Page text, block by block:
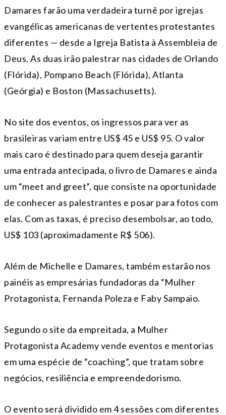
Damares farão uma verdadeira turnê por igrejas
evangélicas americanas de vertentes protestantes
diferentes — desde a Igreja Batista à Assembleia de
Deus. As duas irão palestrar nas cidades de Orlando
(Flórida), Pompano Beach (Flórida), Atlanta
(Geórgia) e Boston (Massachusetts).
No site dos eventos, os ingressos para ver as
brasileiras variam entre US$ 45 e US$ 95. O valor
mais caro é destinado para quem deseja garantir
uma entrada antecipada, o livro de Damares e ainda
um “meet and greet”, que consiste na oportunidade
de conhecer as palestrantes e posar para fotos com
elas. Com as taxas, é preciso desembolsar, ao todo,
US$ 103 (aproximadamente R$ 506).
Além de Michelle e Damares, também estarão nos
painéis as empresárias fundadoras da “Mulher
Protagonista, Fernanda Poleza e Faby Sampaio.
Segundo o site da empreitada, a Mulher
Protagonista Academy vende eventos e mentorias
em uma espécie de “coaching”, que tratam sobre
negócios, resiliência e empreendedorismo.
O evento será dividido em 4 sessões com diferentes